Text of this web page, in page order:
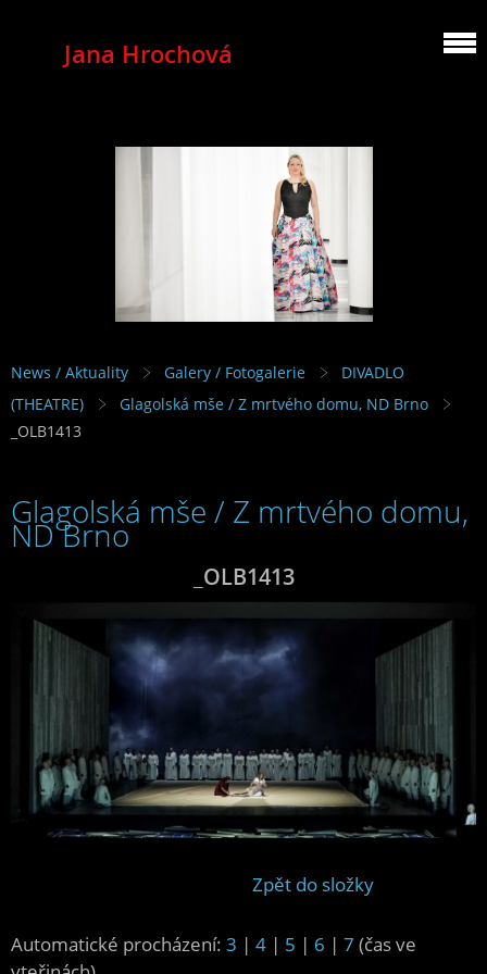
Jana Hrochová
MEZZOSOPRANO
News / Aktuality Galery / Fotogalerie
DIVADLO
(THEATRE)
Glagolská mše / Z mrtvého domu, ND Brno
_OLB1413
Glagolská mše / Z mrtvého domu,
ND Brno
_OLB1413
Zpět do složky
Automatické procházení: 3 | 4 | 5 | 6 | 7 (čas ve